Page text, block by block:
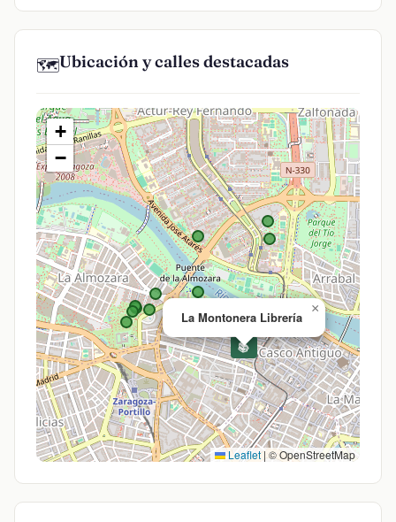
🗺️Ubicación y calles destacadas
📚
La Montonera Librería
×
+
−
Leaflet|© OpenStreetMap